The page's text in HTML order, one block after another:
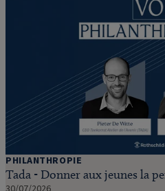
PHILANTHROPIE
Tada - Donner aux jeunes la